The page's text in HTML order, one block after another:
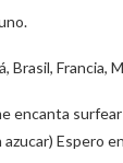
Brasil, Francia,
encanta
azucar) Espero